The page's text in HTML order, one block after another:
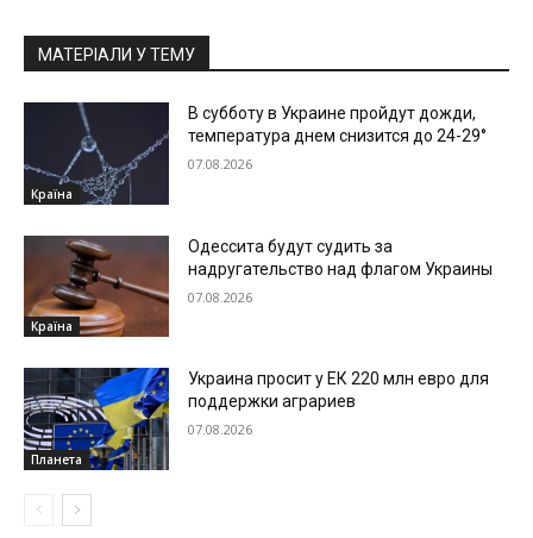
МАТЕРІАЛИ У ТЕМУ
Країна
В субботу в Украине пройдут дожди,
температура днем снизится до 24-29°
07.08.2026
Країна
Одессита будут судить за
надругательство над флагом Украины
07.08.2026
Планета
Украина просит у ЕК 220 млн евро для
поддержки аграриев
07.08.2026